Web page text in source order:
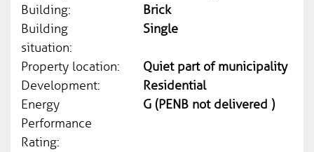
Building:
Brick
Building
situation:
Single
Property location:
Quiet part of municipality
Development:
Residential
Energy
Performance
Rating:
G (PENB not delivered )